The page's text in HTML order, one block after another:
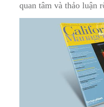
quan tâm và thảo luận